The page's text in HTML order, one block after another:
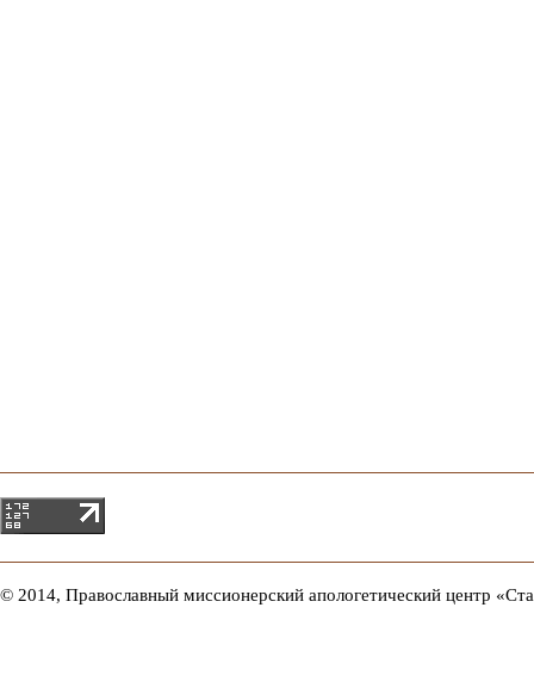
© 2014, Православный миссионерский апологетический центр